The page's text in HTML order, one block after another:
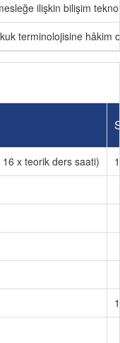
ilişkin bilişim
terminolojisine hâkim
16 x teorik ders saati)